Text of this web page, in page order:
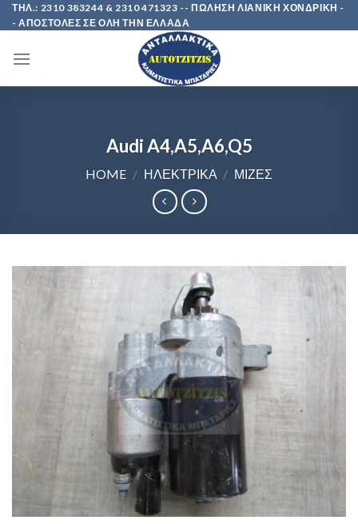
Skip
to
ΤΗΛ.: 2310 383244 & 2310 471323 -- ΠΩΛΗΣΗ ΛΙΑΝΙΚΗ ΧΟΝΔΡΙΚΗ -
- ΑΠΟΣΤΟΛΕΣ ΣΕ ΟΛΗ ΤΗΝ ΕΛΛΑΔΑ
Audi A4,A5,A6,Q5
HOME / ΗΛΕΚΤΡΙΚΑ / ΜΙΖΕΣ